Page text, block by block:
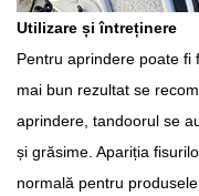
Utilizare și întreținere
Pentru aprindere poate fi
mai bun rezultat se
aprindere, tandoorul se
și grăsime. Apariția
normală pentru